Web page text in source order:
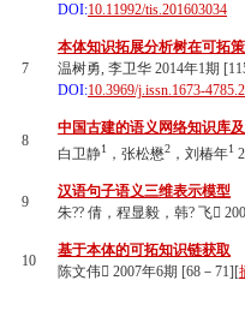
DOI:10.11992/tis.201603034
7
本体知识拓展分析树在可拓
温树勇, 李卫华 2014年1期
DOI:10.3969/j.issn.1673-
8
中国古建的语义网络知识库
白卫静1 ，张松懋2 ，刘椿年1
9
汉语句子语义三维表示模型
朱?? 倩，程显毅，韩? 飞
10
基于本体的可拓知识链获取
陈文伟 2007年6期 [68－71][